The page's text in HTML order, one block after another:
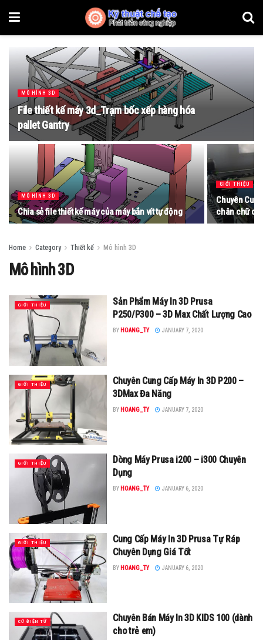
MÔ HÌNH 3D
File thiết kế máy 3d_Trạm bốc xếp hàng hóa
pallet Gantry
MÔ HÌNH 3D
Chia sẻ file thiết kế máy của máy bắn vít tự động
GIỚI THIỆU
Chuyên
chân chữ
Home Category Thiết kế Mô hình 3D
Mô hình 3D
GIỚI THIỆU
Sản Phẩm Máy In 3D Prusa
P250/P300 – 3D Max Chất Lượng Cao
BY HOANG_TY JANUARY 7, 2020
GIỚI THIỆU
Chuyên Cung Cấp Máy In 3D P200 –
3DMax Đa Năng
BY HOANG_TY JANUARY 7, 2020
GIỚI THIỆU
Dòng Máy Prusa i200 – i300 Chuyên
Dụng
BY HOANG_TY JANUARY 6, 2020
GIỚI THIỆU
Cung Cấp Máy In 3D Prusa Tự Ráp
Chuyên Dụng Giá Tốt
BY HOANG_TY JANUARY 6, 2020
CƠ ĐIỆN TỬ
Chuyên Bán Máy In 3D KIDS 100 (dành
cho trẻ em)